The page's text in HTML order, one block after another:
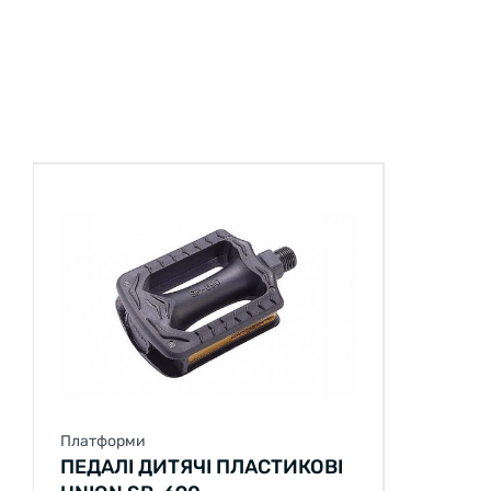
ПЕДАЛІ ДИТЯЧІ ПЛАСТИКОВІ
FEIMIN FP-628
0 відгуків
12 12 9
від 8.33 грн/міс
100 грн
КУПИТИ